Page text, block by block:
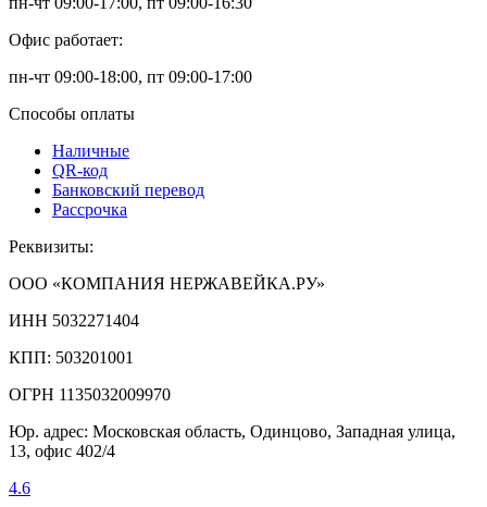
Офис работает:
пн-чт 09:00-18:00, пт 09:00-17:00
Способы оплаты
Наличные
QR-код
Банковский перевод
Рассрочка
Реквизиты:
ООО «КОМПАНИЯ НЕРЖАВЕЙКА.РУ»
ИНН 5032271404
КПП: 503201001
ОГРН 1135032009970
Юр. адрес: Московская область, Одинцово, Западная улица,
13, офис 402/4
4.6